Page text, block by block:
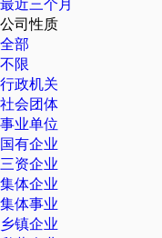
公司性质
全部
不限
行政机关
社会团体
事业单位
国有企业
三资企业
集体企业
集体事业
乡镇企业